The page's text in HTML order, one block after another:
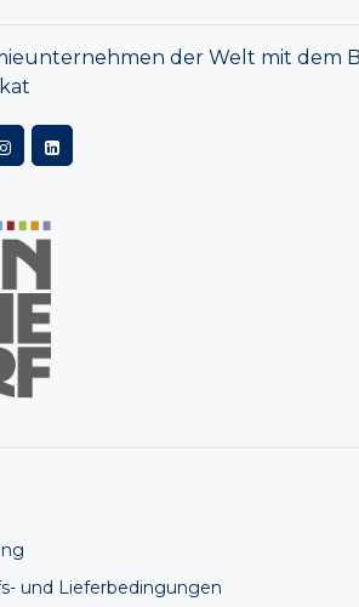
der Welt mit dem
und Lieferbedingungen